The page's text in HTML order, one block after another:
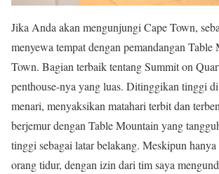
Jika Anda akan mengunjungi Cape Town,
menyewa tempat dengan pemandangan
Town. Bagian terbaik tentang Summit on
penthouse-nya yang luas. Ditinggikan tinggi
menari, menyaksikan matahari terbit dan
berjemur dengan Table Mountain yang
tinggi sebagai latar belakang. Meskipun
orang tidur, dengan izin dari tim saya